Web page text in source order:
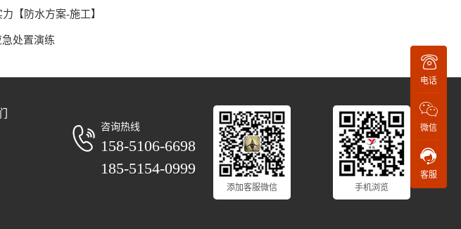
【防水方案-施工】
处置演练
咨询热线
158-5106-6698
185-5154-0999
添加客服微信 手机浏览
电话
微信
客服